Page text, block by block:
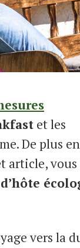
et les
De plus
article,
vers la